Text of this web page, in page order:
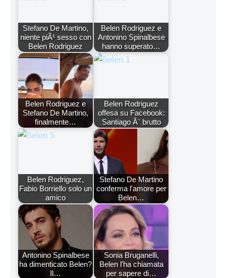
Stefano De Martino,
niente piÃ¹ sesso con
Belen Rodriguez
Belen Rodriguez e
Antonino Spinalbese
hanno superato…
Belen Rodriguez e
Stefano De Martino,
finalmente…
Belen Rodriguez
offesa su Facebook:
Santiago Ã¨ brutto
Belen Rodriguez,
Fabio Borriello solo un
amico
Stefano De Martino
conferma l'amore per
Belen…
Antonino Spinalbese
ha dimenticato Belen?
Il…
Sonia Bruganelli,
Belen l'ha chiamata
per sapere di…